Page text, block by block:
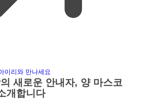
새로운 안내자, 양 마스코
개합니다